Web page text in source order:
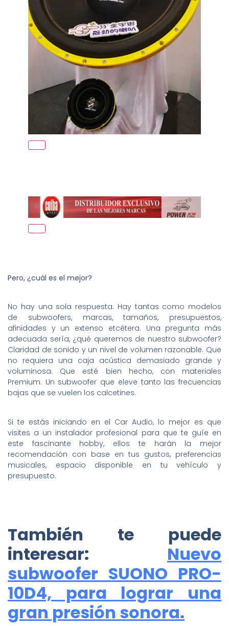
Pero, ¿cuál es el mejor?
No hay una sola respuesta. Hay tantas como modelos
de subwoofers, marcas, tamaños, presupuestos,
afinidades y un extenso etcétera. Una pregunta más
adecuada sería, ¿qué queremos de nuestro subwoofer?
Claridad de sonido y un nivel de volumen razonable. Que
no requiera una caja acústica demasiado grande y
voluminosa. Que esté bien hecho, con materiales
Premium. Un subwoofer que eleve tanto las frecuencias
bajas que se vuelen los calcetines.
Si te estás iniciando en el Car Audio, lo mejor es que
visites a un instalador profesional para que te guíe en
este fascinante hobby, ellos te harán la mejor
recomendación con base en tus gustos, preferencias
musicales, espacio disponible en tu vehículo y
presupuesto.
También te puede
interesar: Nuevo
subwoofer SUONO PRO-
10D4, para lograr una
gran presión sonora.